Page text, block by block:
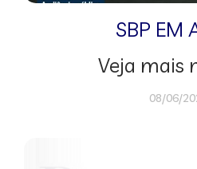
SBP EM
Veja mais
08/06/